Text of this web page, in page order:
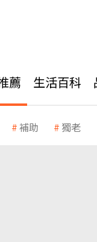
薦 生活百科
補助 獨老